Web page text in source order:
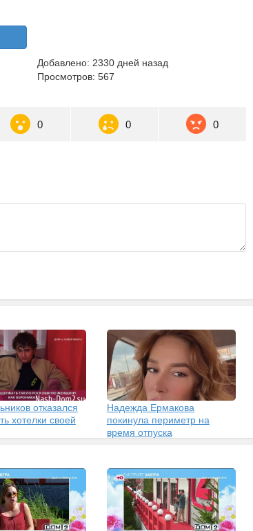
Добавлено: 2330 дней назад
Просмотров: 567
0 0 0
отказался
хотелки своей
Надежда Ермакова
покинула периметр на
время отпуска